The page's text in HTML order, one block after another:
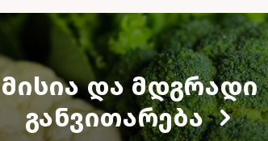
ᲛᲘᲡᲘᲐ ᲓᲐ ᲛᲓᲒᲠᲐᲓᲘ
ᲒᲐᲜᲕᲘᲗᲐᲠᲔᲑᲐ